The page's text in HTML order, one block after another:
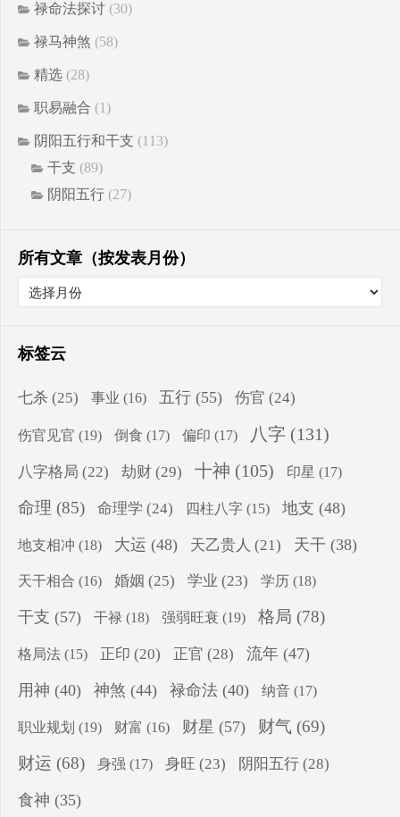
禄命法探讨 (30)
禄马神煞 (58)
精选 (28)
职易融合 (1)
阴阳五行和干支 (113)
干支 (89)
阴阳五行 (27)
所有文章（按发表月份）
标签云
七杀 (25) 事业 (16) 五行 (55) 伤官 (24)
伤官见官 (19) 倒食 (17) 偏印 (17) 八字 (131)
八字格局 (22) 劫财 (29) 十神 (105) 印星 (17)
命理 (85) 命理学 (24) 四柱八字 (15) 地支 (48)
地支相冲 (18) 大运 (48) 天乙贵人 (21) 天干 (38)
天干相合 (16) 婚姻 (25) 学业 (23) 学历 (18)
干支 (57) 干禄 (18) 强弱旺衰 (19) 格局 (78)
格局法 (15) 正印 (20) 正官 (28) 流年 (47)
用神 (40) 神煞 (44) 禄命法 (40) 纳音 (17)
职业规划 (19) 财富 (16) 财星 (57) 财气 (69)
财运 (68) 身强 (17) 身旺 (23) 阴阳五行 (28)
食神 (35)